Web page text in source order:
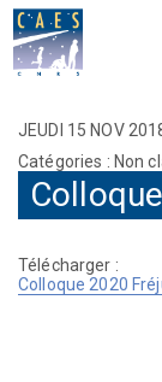
JEUDI 15 NOV
Catégories : Non
Télécharger :
Colloque 2020